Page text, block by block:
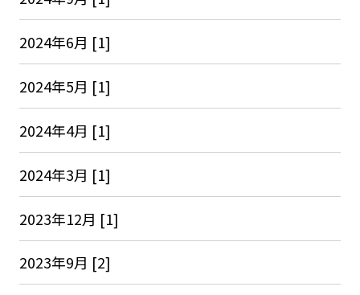
2024年6月 [1]
2024年5月 [1]
2024年4月 [1]
2024年3月 [1]
2023年12月 [1]
2023年9月 [2]